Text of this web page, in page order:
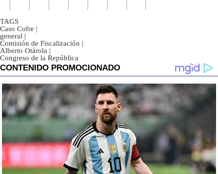
TAGS
Caso Cofre |
general |
Comisión de Fiscalización |
Alberto Otárola |
Congreso de la República